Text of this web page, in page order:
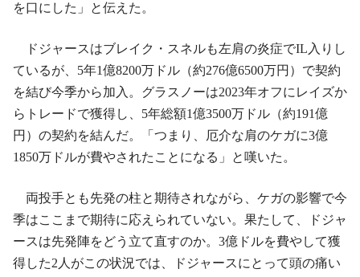
を口にした」と伝えた。
ドジャースはブレイク・スネルも左肩の炎症でIL入りし
ているが、5年1億8200万ドル（約276億6500万円）で契約
を結び今季から加入。グラスノーは2023年オフにレイズか
らトレードで獲得し、5年総額1億3500万ドル（約191億
円）の契約を結んだ。「つまり、厄介な肩のケガに3億
1850万ドルが費やされたことになる」と嘆いた。
両投手とも先発の柱と期待されながら、ケガの影響で今
季はここまで期待に応えられていない。果たして、ドジャ
ースは先発陣をどう立て直すのか。3億ドルを費やして獲
得した2人がこの状況では、ドジャースにとって頭の痛い